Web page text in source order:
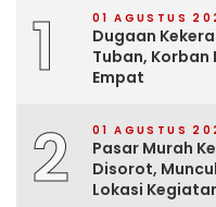
1 01 AGUSTUS
Dugaan
Tuban,
Empat
2 01 AGUSTUS
Pasar Murah
Disorot,
Lokasi